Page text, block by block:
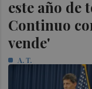
este año de
Continuo
vende'
A. T.